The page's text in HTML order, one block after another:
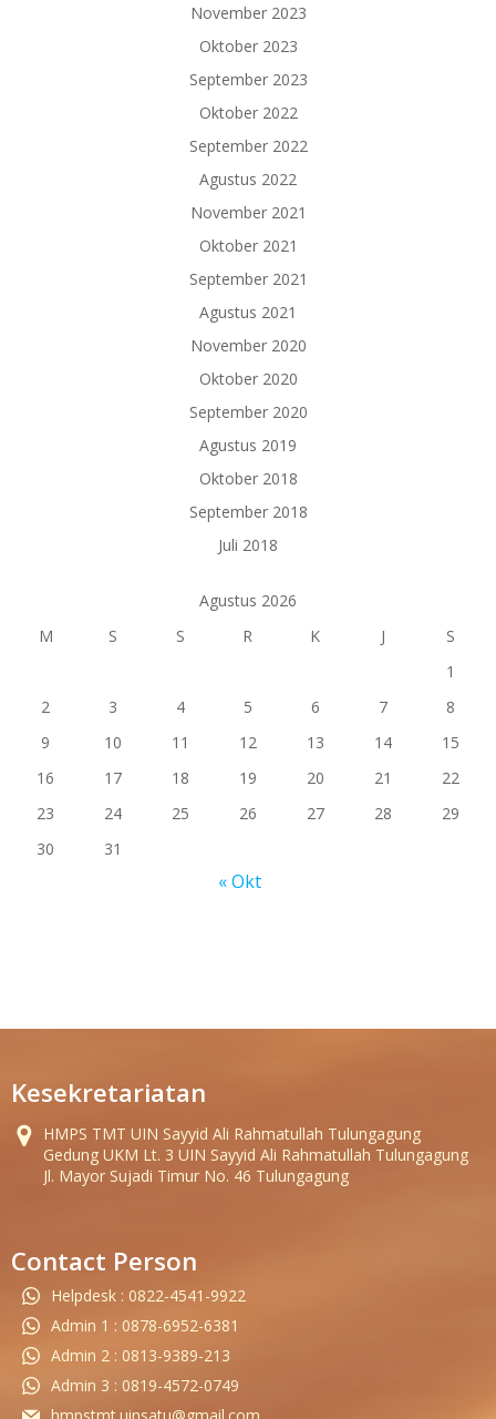
November 2023
Oktober 2023
September 2023
Oktober 2022
September 2022
Agustus 2022
November 2021
Oktober 2021
September 2021
Agustus 2021
November 2020
Oktober 2020
September 2020
Agustus 2019
Oktober 2018
September 2018
Juli 2018
Agustus 2026
M
S S R K J
S
1
2
3 4 5 6 7
8
9
10 11 12 13 14
15
16
17 18 19 20 21
22
23
24 25 26 27 28
29
30
31
« Okt
Kesekretariatan
HMPS TMT UIN Sayyid Ali Rahmatullah Tulungagung
Gedung UKM Lt. 3 UIN Sayyid Ali Rahmatullah Tulungagung
Jl. Mayor Sujadi Timur No. 46 Tulungagung
Contact Person
Helpdesk : 0822-4541-9922
Admin 1 : 0878-6952-6381
Admin 2 : 0813-9389-213
Admin 3 : 0819-4572-0749